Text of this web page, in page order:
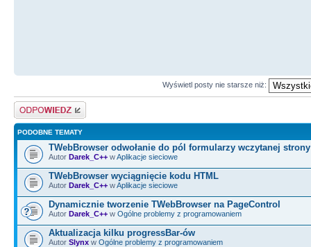
Wyświetl posty nie starsze niż:
Odpowiedz
PODOBNE TEMATY
TWebBrowser odwołanie do pól formularzy wczytanej
Autor Darek_C++ wAplikacje sieciowe
TWebBrowser wyciągnięcie kodu HTML
Autor Darek_C++ wAplikacje sieciowe
Dynamicznie tworzenie TWebBrowser na PageControl
Autor Darek_C++ w Ogólne problemy z programowaniem
Aktualizacja kilku progressBar-ów
Autor Slynx w Ogólne problemy z programowaniem